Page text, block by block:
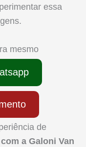
essa
mesmo
de
a Galoni Van